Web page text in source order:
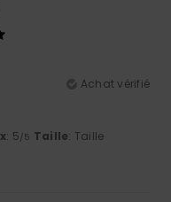
Achat vérifié
: 5/5 Taille: Taille